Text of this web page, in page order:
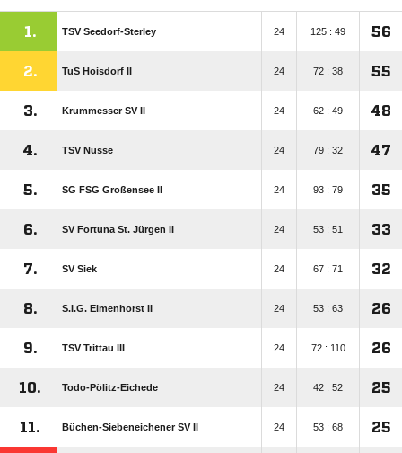
1. TSV Seedorf-Sterley 24 125 : 49 56
2. TuS Hoisdorf II 24 72 : 38 55
3. Krummesser SV II 24 62 : 49 48
4. TSV Nusse 24 79 : 32 47
5. SG FSG Großensee II 24 93 : 79 35
6. SV Fortuna St. Jürgen II 24 53 : 51 33
7. SV Siek 24 67 : 71 32
8. S.I.G. Elmenhorst II 24 53 : 63 26
9. TSV Trittau III 24 72 : 110 26
10. Todo-Pölitz-Eichede 24 42 : 52 25
11. Büchen-Siebeneichener SV II 24 53 : 68 25